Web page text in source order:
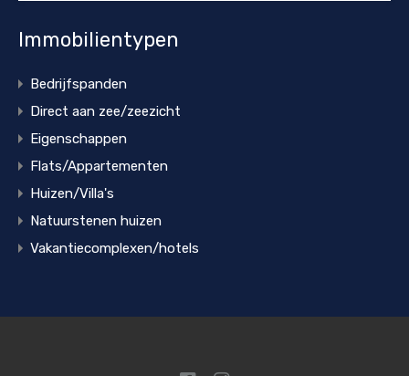
Immobilientypen
Bedrijfspanden
Direct aan zee/zeezicht
Eigenschappen
Flats/Appartementen
Huizen/Villa's
Natuurstenen huizen
Vakantiecomplexen/hotels